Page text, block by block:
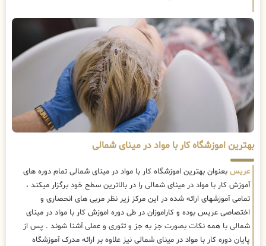
بهترین اموزشگاه کار با مواد در مینای شمالی
عریس بعنوان بهترین اموزشگاه کار با مواد در مینای شمالی تمام دوره های
آموزش کار با مواد در مینای شمالی را در بالاترین سطح خود برگزار میکند ،
تمامی آموزشهای ارائه شده در این مرکز زیر نظر مربی های انحصاری و
اختصاصی عریس بوده و کاراموزان در طی دوره اموزش کار با مواد در مینای
شمالی با همه نکات بصورت جز به جز و تئوری و عملی آشنا شوند . پس از
پایان دوره کار با مواد در مینای شمالی نیز علاوه بر ارائه مدرک آموزشگاه